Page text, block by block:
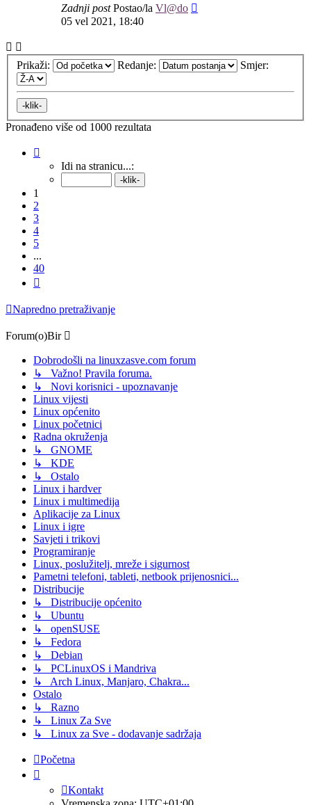
Zadnji postPostao/la Vl@do
05 vel 2021, 18:40
Prikaži: Redanje: Smjer:
Pronađeno više od 1000 rezultata
40 .Idi na stranicu...:
1
2
3
4
5
...
40
Napredno pretraživanje
Forum(o)Bir
Dobrodošli na linuxzasve.com forum
↳ Važno! Pravila foruma.
↳ Novi korisnici - upoznavanje
Linux vijesti
Linux općenito
Linux početnici
Radna okruženja
↳ GNOME
↳ KDE
↳ Ostalo
Linux i hardver
Linux i multimedija
Aplikacije za Linux
Linux i igre
Savjeti i trikovi
Programiranje
Linux, poslužitelj, mreže i sigurnost
Pametni telefoni, tableti, netbook prijenosnici...
Distribucije
↳ Distribucije općenito
↳ Ubuntu
↳ openSUSE
↳ Fedora
↳ Debian
↳ PCLinuxOS i Mandriva
↳ Arch Linux, Manjaro, Chakra...
Ostalo
↳ Razno
↳ Linux Za Sve
↳ Linux za Sve - dodavanje sadržaja
Početna
Kontakt